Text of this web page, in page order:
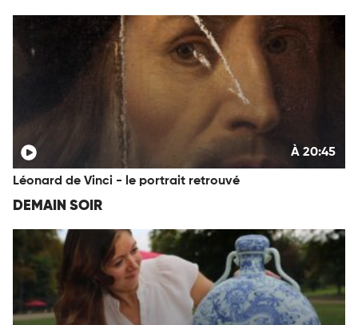
À 20:45
Léonard de Vinci - le portrait retrouvé
DEMAIN SOIR